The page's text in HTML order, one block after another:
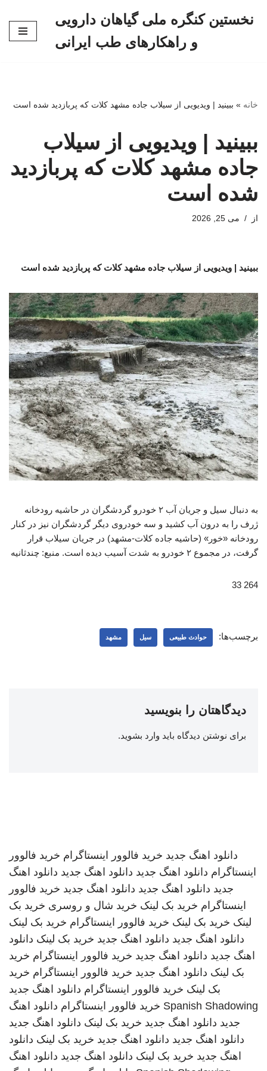
نخستین کنگره ملی گیاهان دارویی
و راهکارهای طب ایرانی
خانه » ببینید | ویدیویی از سیلاب جاده مشهد کلات که پربازدید شده است‌
ببینید | ویدیویی از سیلاب
جاده مشهد کلات که پربازدید
شده است‌
از می 25, 2026
ببینید | ویدیویی از سیلاب جاده مشهد کلات که پربازدید شده است‌
به دنبال سیل و جریان آب ۲ خودرو گردشگران در حاشیه رودخانه
ژرف را به درون آب کشید و سه خودروی دیگر گردشگران نیز در کنار
رودخانه «خور» (حاشیه جاده کلات-مشهد) در جریان سیلاب قرار
گرفت، در مجموع ۲ خودرو به شدت آسیب دیده است. منبع: چندثانیه
264 33
برچسب‌ها: حوادث طبیعی سیل مشهد
دیدگاهتان را بنویسید
برای نوشتن دیدگاه باید وارد بشوید.
دانلود اهنگ جدید خرید فالوور اینستاگرام خرید فالوور
اینستاگرام دانلود اهنگ جدید دانلود اهنگ جدید دانلود اهنگ
جدید دانلود اهنگ جدید دانلود اهنگ جدید خرید فالوور
اینستاگرام خرید بک لینک خرید شال و روسری خرید بک
لینک خرید بک لینک خرید فالوور اینستاگرام خرید بک لینک
دانلود اهنگ جدید دانلود اهنگ جدید خرید بک لینک دانلود
اهنگ جدید دانلود اهنگ جدید خرید فالوور اینستاگرام خرید
بک لینک دانلود اهنگ جدید خرید فالوور اینستاگرام خرید
بک لینک خرید فالوور اینستاگرام دانلود اهنگ جدید
Spanish Shadowing خرید فالوور اینستاگرام دانلود اهنگ
جدید دانلود اهنگ جدید خرید بک لینک دانلود اهنگ جدید
دانلود اهنگ جدید دانلود اهنگ جدید خرید بک لینک دانلود
اهنگ جدید خرید بک لینک دانلود اهنگ جدید دانلود اهنگ